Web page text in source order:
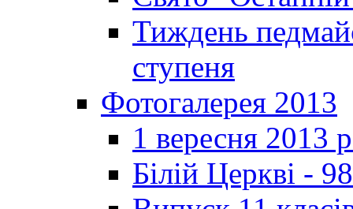
Тиждень
ступеня
Фотогалерея 2013
1 вересня 2013
Білій Церкві -